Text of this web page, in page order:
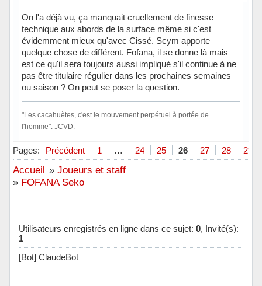
On l'a déjà vu, ça manquait cruellement de finesse
technique aux abords de la surface même si c'est
évidemment mieux qu'avec Cissé. Scym apporte
quelque chose de différent. Fofana, il se donne là mais
est ce qu'il sera toujours aussi impliqué s'il continue à ne
pas être titulaire régulier dans les prochaines semaines
ou saison ? On peut se poser la question.
"Les cacahuètes, c'est le mouvement perpétuel à portée de
l'homme". JCVD.
Hors ligne
Pages: Précédent 1 … 24 25 26 27 28 29
Accueil » Joueurs et staff
» FOFANA Seko
Utilisateurs enregistrés en ligne dans ce sujet: 0, Invité(s):
1
[Bot] ClaudeBot